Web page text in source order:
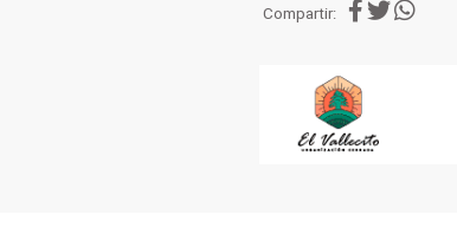
Compartir: